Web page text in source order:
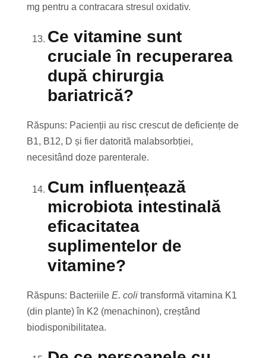
mg pentru a contracara stresul oxidativ.
Ce vitamine sunt
cruciale în recuperarea
după chirurgia
bariatrică?
Răspuns: Pacienții au risc crescut de deficiențe de
B1, B12, D și fier datorită malabsorbției,
necesitând doze parenterale.
Cum influențează
microbiota intestinală
eficacitatea
suplimentelor de
vitamine?
Răspuns: Bacteriile E. coli transformă vitamina K1
(din plante) în K2 (menachinon), creștând
biodisponibilitatea.